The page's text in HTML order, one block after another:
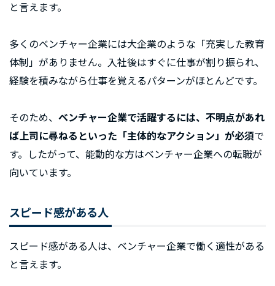
と言えます。
多くのベンチャー企業には大企業のような「充実した教育
体制」がありません。入社後はすぐに仕事が割り振られ、
経験を積みながら仕事を覚えるパターンがほとんどです。
そのため、 ベンチャー企業で活躍するには、不明点があれ
ば上司に尋ねるといった「主体的なアクション」が必須で
す。したがって、能動的な方はベンチャー企業への転職が
向いています。
スピード感がある人
スピード感がある人は、ベンチャー企業で働く適性がある
と言えます。